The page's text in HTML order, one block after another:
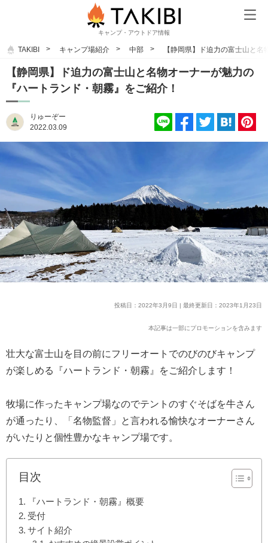
キャンプ・アウトドア情報
TAKIBI キャンプ場紹介 中部 【静岡県】ド迫力の富士山と
【静岡県】ド迫力の富士山と名物オーナーが魅力の
『ハートランド・朝霧』をご紹介！
りゅーぞー
2022.03.09
投稿日：2022年3月9日 | 最終更新日：2023年1月23日
本記事は一部にプロモーションを含みます
壮大な富士山を目の前にフリーオートでのびのびキャンプ
が楽しめる『ハートランド・朝霧』をご紹介します！
牧場に作ったキャンプ場なのでテントのすぐそばを牛さん
が通ったり、「名物監督」と言われる愉快なオーナーさん
がいたりと個性豊かなキャンプ場です。
目次
『ハートランド・朝霧』概要
受付
サイト紹介